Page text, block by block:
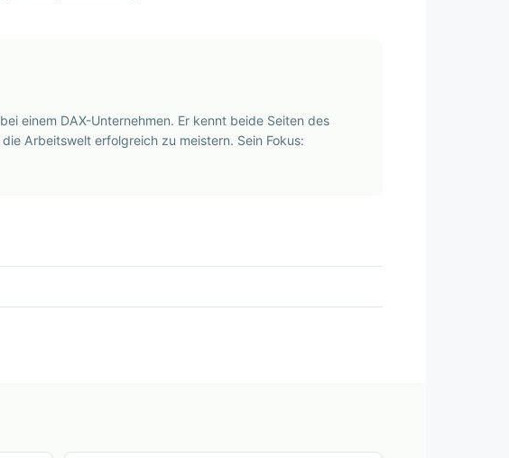
einem DAX-Unternehmen. Er kennt beide Seiten des
Arbeitswelt erfolgreich zu meistern. Sein Fokus: